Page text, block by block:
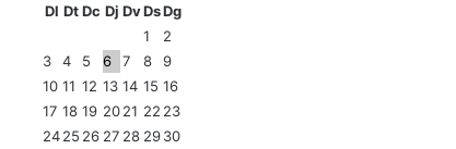
Dl Dt Dc Dj DvDsDg
1
2
3
4 5 6 7 8
9
10 11 12 13 14 15 16
17 18 19 2021 22 23
2425 26 27 28 2930